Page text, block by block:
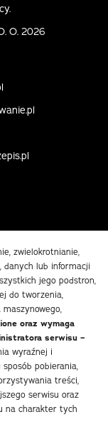
O. 2026
zwielokrotnianie,
danych lub informacji
jego podstron,
do tworzenia,
oraz wymaga
serwisu –
wyraźnej i
pobierania,
treści,
serwisu oraz
na charakter tych